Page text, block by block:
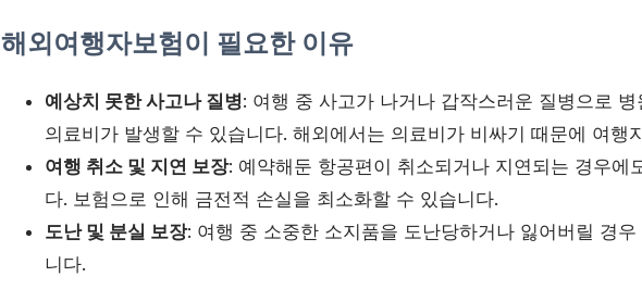
해외여행자보험이 필요한 이유
예상치 못한 사고나 질병: 여행 중 사고가 나거나 갑작스러운 질병으로
의료비가 발생할 수 있습니다. 해외에서는 의료비가 비싸기 때문에 여행
여행 취소 및 지연 보장: 예약해둔 항공편이 취소되거나 지연되는 경우에
다. 보험으로 인해 금전적 손실을 최소화할 수 있습니다.
도난 및 분실 보장: 여행 중 소중한 소지품을 도난당하거나 잃어버릴 경
니다.